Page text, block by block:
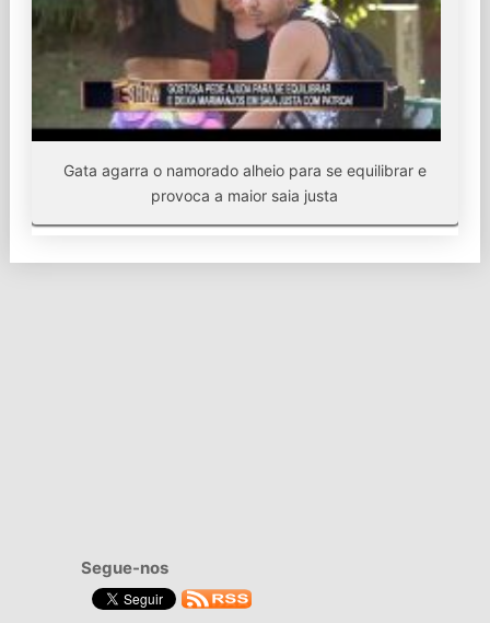
Gata agarra o namorado alheio para se equilibrar e
provoca a maior saia justa
Segue-nos